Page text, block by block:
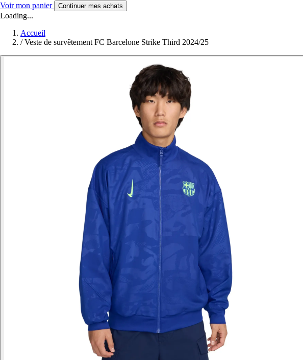
Voir mon panier Continuer mes achats
Loading...
Accueil
/ Veste de survêtement FC Barcelone Strike Third 2024/25